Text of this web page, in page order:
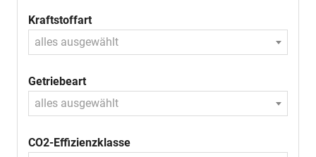
Kraftstoffart
alles ausgewählt
Getriebeart
alles ausgewählt
CO2-Effizienzklasse